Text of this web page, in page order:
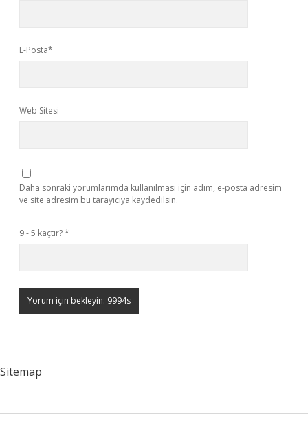
E-Posta*
Web Sitesi
Daha sonraki yorumlarımda kullanılması için adım, e-posta adresim
ve site adresim bu tarayıcıya kaydedilsin.
9 - 5 kaçtır?*
Sitemap